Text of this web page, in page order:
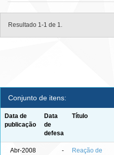
Resultado 1-1 de 1.
Conjunto de itens:
Data de
publicação
Data
de
defesa
Título
Abr-2008 -
Reação de